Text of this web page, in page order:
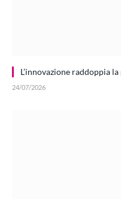
L’innovazione raddoppia
24/07/2026